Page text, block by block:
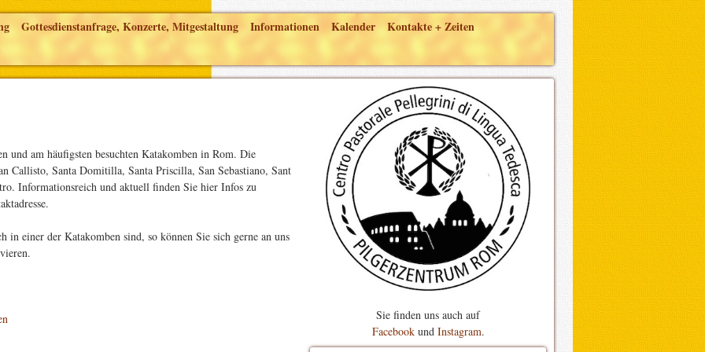
Gottesdienstanfrage, Konzerte, Mitgestaltung Informationen Kalender Kontakte + Zeiten
und am häufigsten besuchten Katakomben in Rom. Die
Callisto, Santa Domitilla, Santa Priscilla, San Sebastiano, Sant
Informationsreich und aktuell finden Sie hier Infos zu
in einer der Katakomben sind, so können Sie sich gerne an uns
Sie finden uns auch auf
Facebookund Instagram.